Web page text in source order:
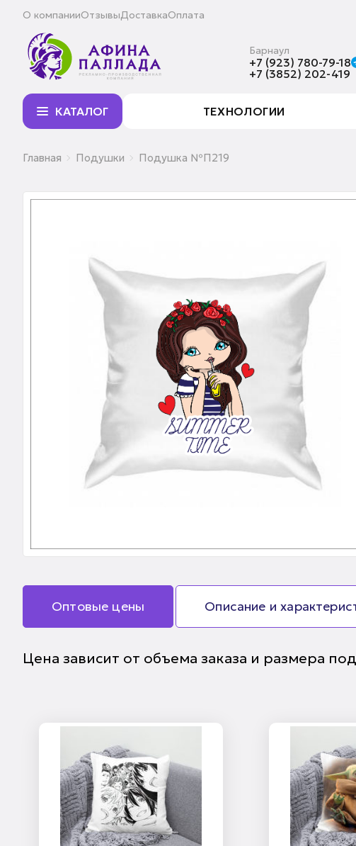
О компанииОтзывыДоставкаОплата
Барнаул
+7 (923) 780-79-18
+7 (3852) 202-419
КАТАЛОГ ТЕХНОЛОГИИ
Главная Подушки Подушка №П219
Оптовые цены Описание и
Цена зависит от объема заказа и размера